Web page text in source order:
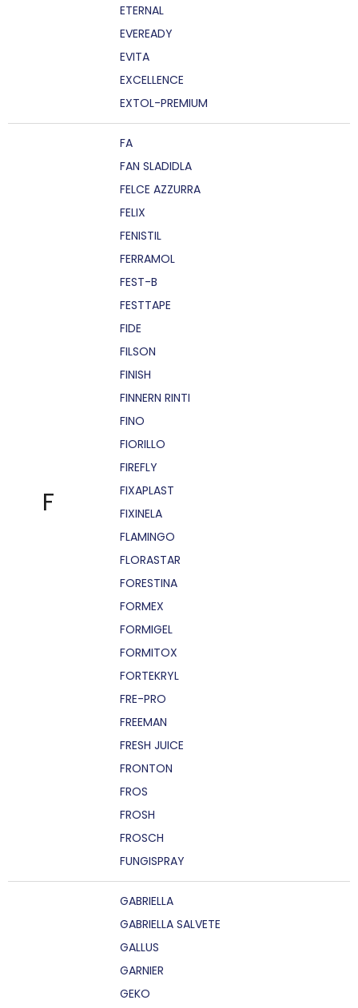
ETERNAL
EVEREADY
EVITA
EXCELLENCE
EXTOL-PREMIUM
F
FA
FAN SLADIDLA
FELCE AZZURRA
FELIX
FENISTIL
FERRAMOL
FEST-B
FESTTAPE
FIDE
FILSON
FINISH
FINNERN RINTI
FINO
FIORILLO
FIREFLY
FIXAPLAST
FIXINELA
FLAMINGO
FLORASTAR
FORESTINA
FORMEX
FORMIGEL
FORMITOX
FORTEKRYL
FRE-PRO
FREEMAN
FRESH JUICE
FRONTON
FROS
FROSH
FROSCH
FUNGISPRAY
GABRIELLA
GABRIELLA SALVETE
GALLUS
GARNIER
GEKO